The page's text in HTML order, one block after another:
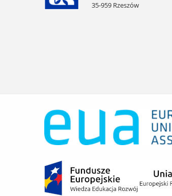
35-959 Rzeszów